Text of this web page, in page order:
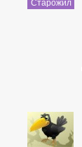
Старожил